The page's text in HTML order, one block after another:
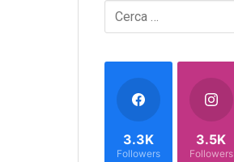
Cerca:
3.3K
Followers
3.5K
Followers